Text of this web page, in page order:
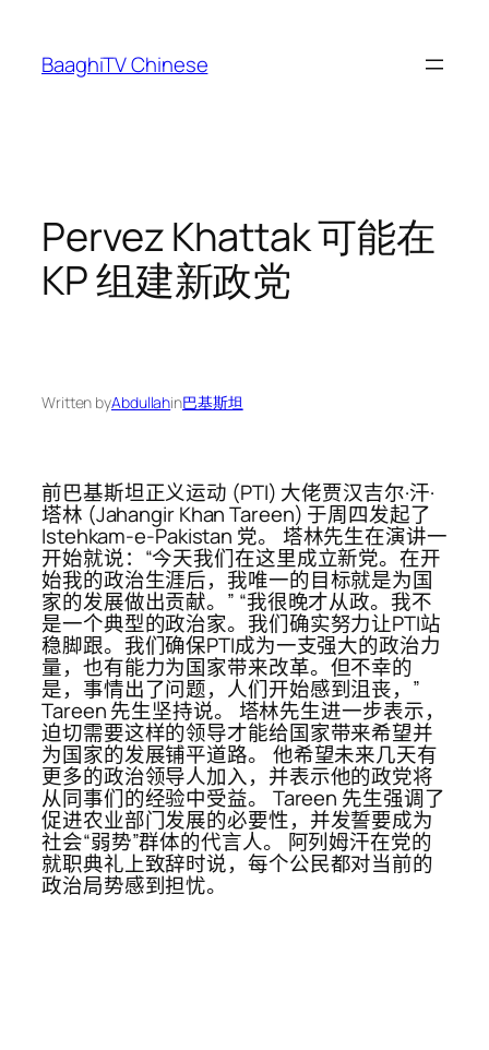
content
BaaghiTV Chinese
Pervez Khattak 可能在
KP 组建新政党
Written byAbdullahin巴基斯坦
前巴基斯坦正义运动 (PTI) 大佬贾汉吉尔·汗·
塔林 (Jahangir Khan Tareen) 于周四发起了
Istehkam-e-Pakistan 党。 塔林先生在演讲一
开始就说：“今天我们在这里成立新党。在开
始我的政治生涯后，我唯一的目标就是为国
家的发展做出贡献。” “我很晚才从政。我不
是一个典型的政治家。我们确实努力让PTI站
稳脚跟。我们确保PTI成为一支强大的政治力
量，也有能力为国家带来改革。但不幸的
是，事情出了问题，人们开始感到沮丧，”
Tareen 先生坚持说。 塔林先生进一步表示，
迫切需要这样的领导才能给国家带来希望并
为国家的发展铺平道路。 他希望未来几天有
更多的政治领导人加入，并表示他的政党将
从同事们的经验中受益。 Tareen 先生强调了
促进农业部门发展的必要性，并发誓要成为
社会“弱势”群体的代言人。 阿列姆汗在党的
就职典礼上致辞时说，每个公民都对当前的
政治局势感到担忧。